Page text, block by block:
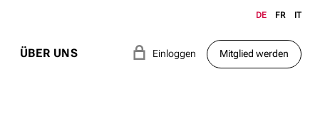
ÜBER UNS
DE FR IT
e Einloggen Mitglied werden